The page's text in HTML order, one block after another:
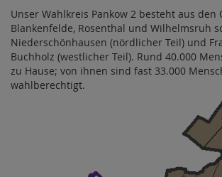
Unser Wahlkreis Pankow 2 besteht aus den
Blankenfelde, Rosenthal und Wilhelmsruh
Niederschönhausen (nördlicher Teil) und
Buchholz (westlicher Teil). Rund 40.000
zu Hause; von ihnen sind fast 33.000
wahlberechtigt.